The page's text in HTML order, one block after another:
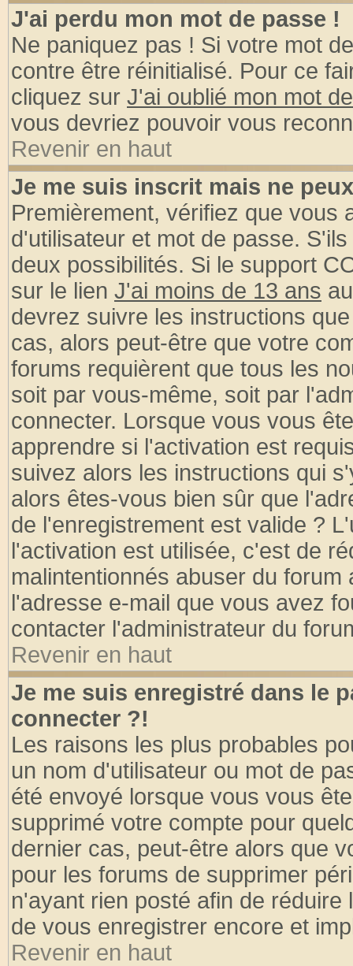
J'ai perdu mon mot de passe !
Ne paniquez pas ! Si votre mot
contre être réinitialisé. Pour ce
cliquez sur J'ai oublié mon mot
vous devriez pouvoir vous
Revenir en haut
Je me suis inscrit mais ne
Premièrement, vérifiez que vous
d'utilisateur et mot de passe.
deux possibilités. Si le support
sur le lien J'ai moins de 13 ans
devrez suivre les instructions
cas, alors peut-être que votre
forums requièrent que tous les
soit par vous-même, soit par
connecter. Lorsque vous vous
apprendre si l'activation est
suivez alors les instructions qui
alors êtes-vous bien sûr que
de l'enregistrement est valide ?
l'activation est utilisée, c'est de
malintentionnés abuser du
l'adresse e-mail que vous avez
contacter l'administrateur du
Revenir en haut
Je me suis enregistré dans le
connecter ?!
Les raisons les plus probables
un nom d'utilisateur ou mot de
été envoyé lorsque vous vous
supprimé votre compte pour
dernier cas, peut-être alors que
pour les forums de supprimer
n'ayant rien posté afin de
de vous enregistrer encore et
Revenir en haut